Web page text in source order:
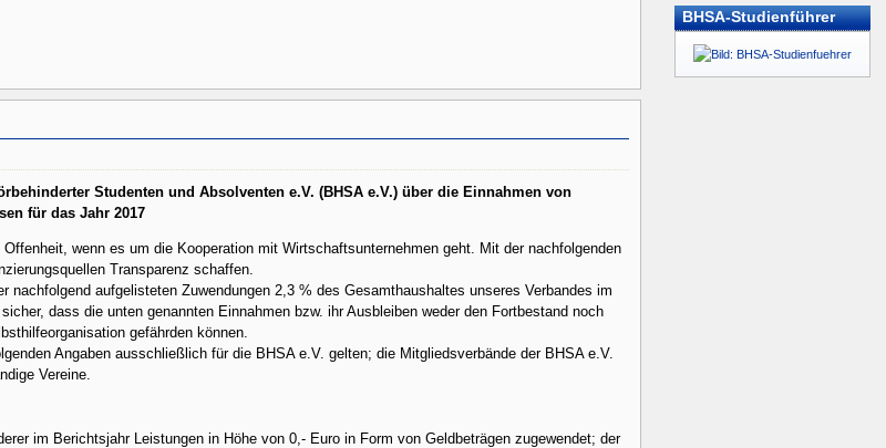
Studenten und Absolventen e.V. (BHSA e.V.) über die Einnahmen von
für das Jahr 2017
wenn es um die Kooperation mit Wirtschaftsunternehmen geht. Mit der nachfolgenden
Transparenz schaffen.
nachfolgend aufgelisteten Zuwendungen 2,3 % des Gesamthaushaltes unseres Verbandes im
dass die unten genannten Einnahmen bzw. ihr Ausbleiben weder den Fortbestand noch
gefährden können.
Angaben ausschließlich für die BHSA e.V. gelten; die Mitgliedsverbände der BHSA e.V.
Vereine.
im Berichtsjahr Leistungen in Höhe von 0,- Euro in Form von Geldbeträgen zugewendet; der
BHSA-Studienführer